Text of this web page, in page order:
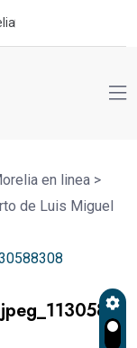
en linea >
de Luis Miguel